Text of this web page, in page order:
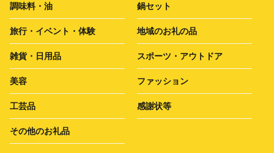
調味料・油 鍋セット
旅行・イベント・体験 地域のお礼の品
雑貨・日用品 スポーツ・アウトドア
美容 ファッション
工芸品 感謝状等
その他のお礼品